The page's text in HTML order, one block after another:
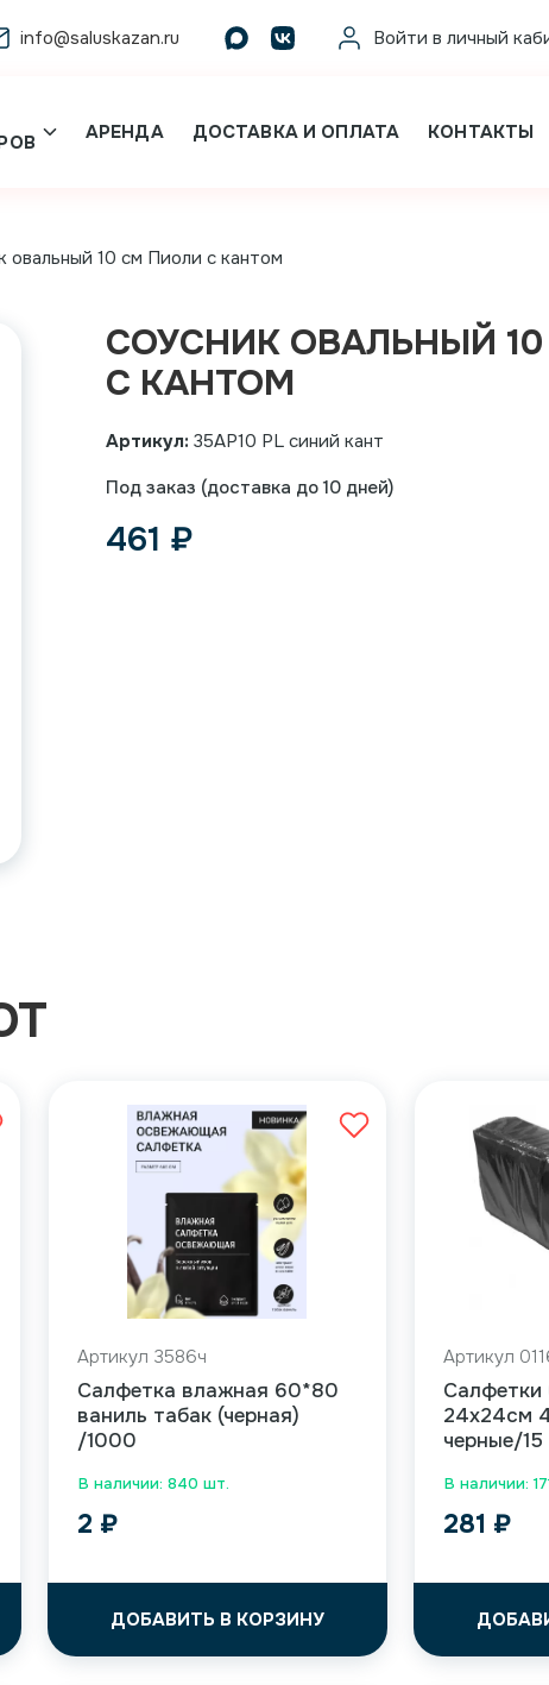
info@saluskazan.ru Войти в личный
АРЕНДА ДОСТАВКА И ОПЛАТА КОНТАКТЫ
овальный 10 см Пиоли с кантом
СОУСНИК ОВАЛЬНЫЙ
С КАНТОМ
Артикул: 35AP10 PL синий кант
Под заказ (доставка до 10 дней)
461 ₽
В наличии: 840 шт.
Артикул 3586ч
Салфетка влажная 60*80
ваниль табак (черная)
/1000
2 ₽
ДОБАВИТЬ В КОРЗИНУ
В наличии:
Артикул
Салфетки
24х24см
черные/15
281 ₽